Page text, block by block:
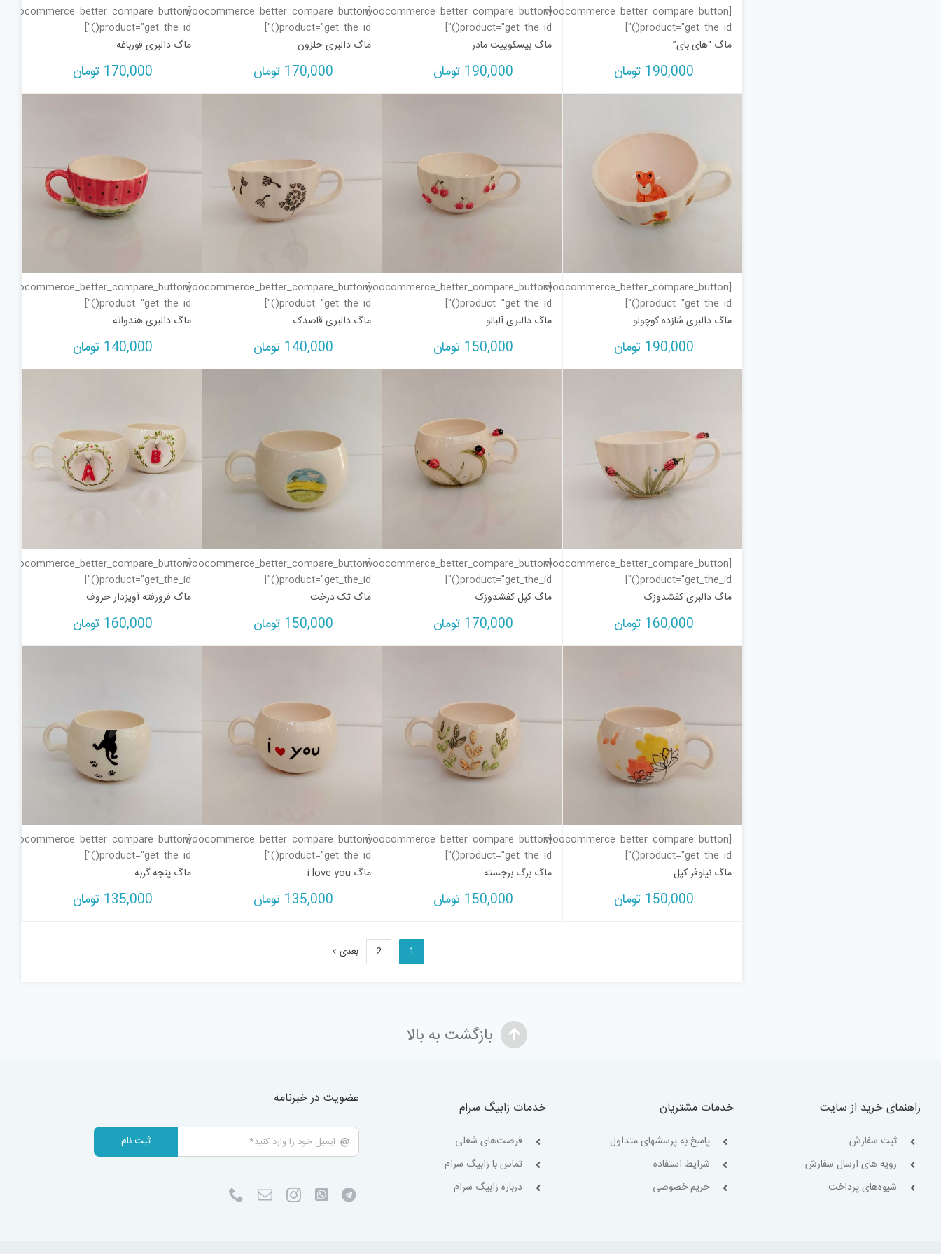
[woocommerce_better_compare_button
product="get_the_id()"]
ماگ “های بای”
190,000 تومان
[woocommerce_better_compare_button
product="get_the_id()"]
ماگ بیسکوییت مادر
190,000 تومان
[woocommerce_better_compare_button
product="get_the_id()"]
ماگ دالبری حلزون
170,000 تومان
[woocommerce_better_compare_button
product="get_the_id()"]
ماگ دالبری قورباغه
170,000 تومان
[woocommerce_better_compare_button
product="get_the_id()"]
ماگ دالبری شازده کوچولو
190,000 تومان
[woocommerce_better_compare_button
product="get_the_id()"]
ماگ دالبری آلبالو
150,000 تومان
[woocommerce_better_compare_button
product="get_the_id()"]
ماگ دالبری قاصدک
140,000 تومان
[woocommerce_better_compare_button
product="get_the_id()"]
ماگ دالبری هندوانه
140,000 تومان
[woocommerce_better_compare_button
product="get_the_id()"]
ماگ دالبری کفشدوزک
160,000 تومان
[woocommerce_better_compare_button
product="get_the_id()"]
ماگ کپل کفشدوزک
170,000 تومان
[woocommerce_better_compare_button
product="get_the_id()"]
ماگ تک درخت
150,000 تومان
[woocommerce_better_compare_button
product="get_the_id()"]
ماگ فرورفته آویزدار حروف
160,000 تومان
[woocommerce_better_compare_button
product="get_the_id()"]
ماگ نیلوفر کپل
150,000 تومان
[woocommerce_better_compare_button
product="get_the_id()"]
ماگ برگ برجسته
150,000 تومان
[woocommerce_better_compare_button
product="get_the_id()"]
ماگ i love you
135,000 تومان
[woocommerce_better_compare_button
product="get_the_id()"]
ماگ پنجه گربه
135,000 تومان
1
2 بعدی
بازگشت به بالا
راهنمای خرید از سایت
ثبت سفارش
رویه های ارسال سفارش
شیوه‌های پرداخت
خدمات مشتریان
پاسخ به پرسشهای متداول
شرایط استفاده
حریم خصوصی
خدمات زابیگ سرام
فرصت‌های شغلی
تماس با زابیگ سرام
درباره زابیگ سرام
عضویت در خبرنامه
ثبت نام